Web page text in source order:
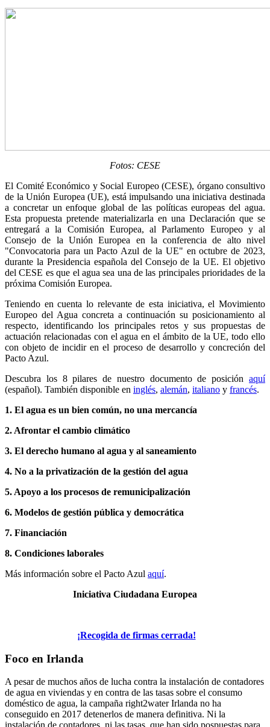
Fotos: CESE
El Comité Económico y Social Europeo (CESE), órgano consultivo
de la Unión Europea (UE), está impulsando una iniciativa destinada
a concretar un enfoque global de las políticas europeas del agua.
Esta propuesta pretende materializarla en una Declaración que se
entregará a la Comisión Europea, al Parlamento Europeo y al
Consejo de la Unión Europea en la conferencia de alto nivel
"Convocatoria para un Pacto Azul de la UE" en octubre de 2023,
durante la Presidencia española del Consejo de la UE. El objetivo
del CESE es que el agua sea una de las principales prioridades de la
próxima Comisión Europea.
Teniendo en cuenta lo relevante de esta iniciativa, el Movimiento
Europeo del Agua concreta a continuación su posicionamiento al
respecto, identificando los principales retos y sus propuestas de
actuación relacionadas con el agua en el ámbito de la UE, todo ello
con objeto de incidir en el proceso de desarrollo y concreción del
Pacto Azul.
Descubra los 8 pilares de nuestro documento de posición aquí
(español). También disponible en inglés, alemán, italiano y francés.
1. El agua es un bien común, no una mercancía
2. Afrontar el cambio climático
3. El derecho humano al agua y al saneamiento
4. No a la privatización de la gestión del agua
5. Apoyo a los procesos de remunicipalización
6. Modelos de gestión pública y democrática
7. Financiación
8. Condiciones laborales
Más información sobre el Pacto Azul aquí.
Iniciativa Ciudadana Europea
¡Recogida de firmas cerrada!
Foco en Irlanda
A pesar de muchos años de lucha contra la instalación de contadores
de agua en viviendas y en contra de las tasas sobre el consumo
doméstico de agua, la campaña right2water Irlanda no ha
conseguido en 2017 detenerlos de manera definitiva. Ni la